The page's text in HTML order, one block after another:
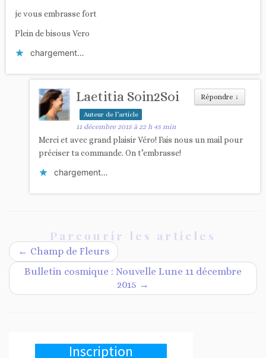
je vous embrasse fort
Plein de bisous Vero
chargement…
Répondre ↓
Laetitia Soin2Soi
Auteur de l’article
11 décembre 2015 à 22 h 45 min
Merci et avec grand plaisir Véro! Fais nous un mail pour
préciser ta commande. On t’embrasse!
chargement…
Parcourir les articles
← Champ de Fleurs
Bulletin cosmique : Nouvelle Lune 11 décembre
2015 →